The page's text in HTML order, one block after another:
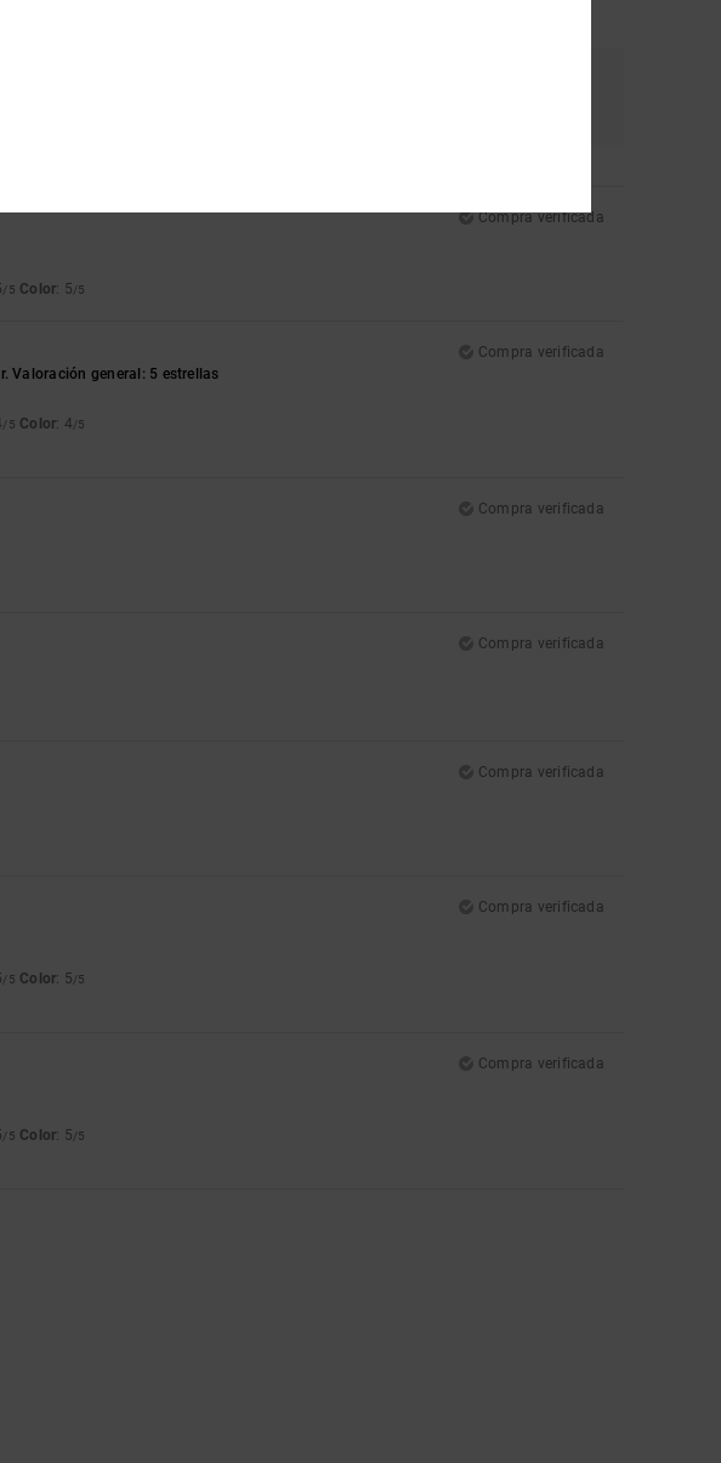
Compra verificada
/5 Color: 5/5
Compra verificada
Valoración general: 5 estrellas
/5 Color: 4/5
Compra verificada
Compra verificada
Compra verificada
Compra verificada
/5 Color: 5/5
Compra verificada
/5 Color: 5/5